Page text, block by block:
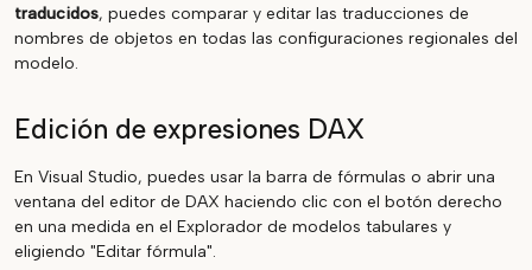
traducidos, puedes comparar y editar las traducciones de
nombres de objetos en todas las configuraciones regionales del
modelo.
Edición de expresiones DAX
En Visual Studio, puedes usar la barra de fórmulas o abrir una
ventana del editor de DAX haciendo clic con el botón derecho
en una medida en el Explorador de modelos tabulares y
eligiendo "Editar fórmula".